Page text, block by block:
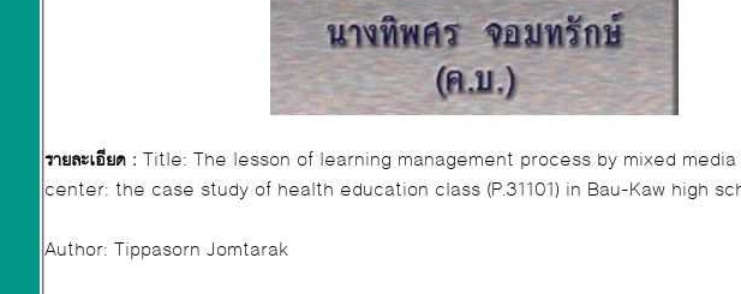
รายละเอียด : Title: The lesson of learning management process by mixed
center: the case study of health education class (P.31101) in Bau-Kaw high
Author: Tippasorn Jomtarak